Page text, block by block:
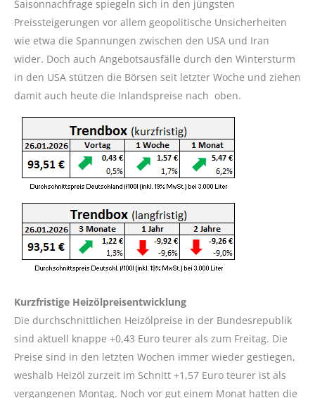
Saisonnachfrage spiegeln sich in den jüngsten
Preissteigerungen vor allem geopolitische Unsicherheiten
wie etwa die Spannungen zwischen den USA und Iran
wider. Doch auch Angebotsausfälle durch den Wintersturm
in den USA stützen die Börsen seit letzter Woche und ziehen
damit auch heute die Inlandspreise nach oben.
Kurzfristige Heizölpreisentwicklung
Die durchschnittlichen Heizölpreise in der Bundesrepublik
sind aktuell knappe +0,43 Euro teurer als zum Freitag. Die
Preise sind in den letzten Wochen immer wieder gestiegen,
weshalb Heizöl zurzeit im Schnitt +1,57 Euro teurer ist als
vergangenen Montag. Noch vor gut einem Monat hatten die